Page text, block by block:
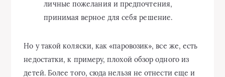
личные пожелания и предпочтения,
принимая верное для себя решение.
Но у такой коляски, как «паровозик», все же, есть
недостатки, к примеру, плохой обзор одного из
детей. Более того, сюда нельзя не отнести еще и